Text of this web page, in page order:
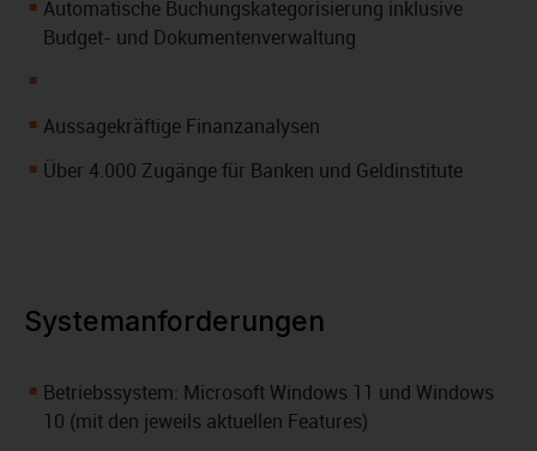
Automatische Buchungskategorisierung inklusive
Budget- und Dokumentenverwaltung
Aussagekräftige Finanzanalysen
Über 4.000 Zugänge für Banken und Geldinstitute
Systemanforderungen
Betriebssystem: Microsoft Windows 11 und Windows
10 (mit den jeweils aktuellen Features)